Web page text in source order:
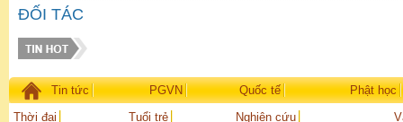
ĐỐI TÁC
Tin tức PGVN Quốc tế
Phật học
Thời đại
Tuổi trẻ Nghiên cứu